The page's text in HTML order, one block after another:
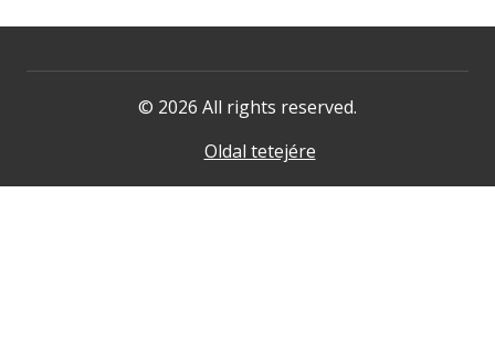
© 2026 All rights reserved.
Oldal tetejére